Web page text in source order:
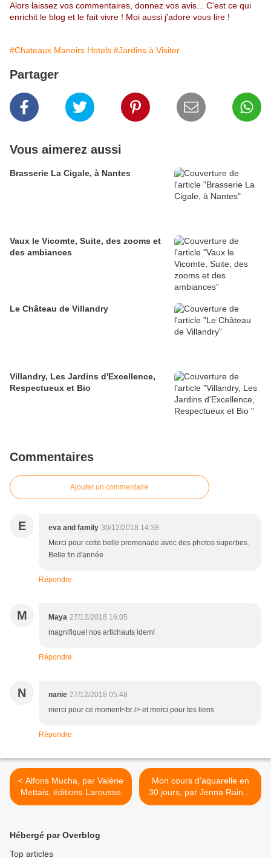
Alors laissez vos commentaires, donnez vos avis... C'est ce qui
enrichit le blog et le fait vivre ! Moi aussi j'adore vous lire !
#Chateaux Manoirs Hotels #Jardins à Visiter
Partager
Vous aimerez aussi
Brasserie La Cigale, à Nantes
Vaux le Vicomte, Suite, des zooms et
des ambiances
Le Château de Villandry
Villandry, Les Jardins d'Excellence,
Respectueux et Bio
Commentaires
Ajouter un commentaire
E eva and family 30/12/2018 14:38
Merci pour cette belle promenade avec des photos superbes.
Belle fin d'année
Répondre
M Maya 27/12/2018 16:05
magnifique! nos artichauts idem!
Répondre
N nanie 27/12/2018 05:48
merci pour ce moment<br /> et merci pour tes liens
Répondre
< Alfons Mucha, par Valérie
Mettais, éditions Larousse
Mon cours d'aquarelle en
30 jours, par Jenna Rainey
>
Hébergé par Overblog
Top articles